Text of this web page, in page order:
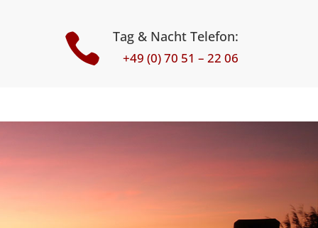
 Tag & Nacht Telefon:
+49 (0) 70 51 – 22 06